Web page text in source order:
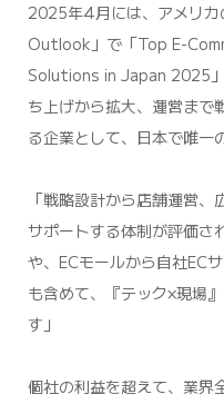
2025年4月には、アメリ
Outlook」で「Top E-
Solutions in Japan 2025」
ち上げから拡大、運営まで
る企業として、日本で唯一
「戦略設計から店舗運営
サポートする体制が評価さ
や、ECモールから自社EC
も含めて、『テック×現場
す」
個社の利益を超えて、業界